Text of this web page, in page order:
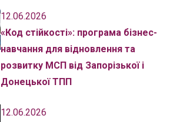
12.06.2026
«Код стійкості»: програма бізнес-
навчання для відновлення та
розвитку МСП від Запорізької і
Донецької ТПП
12.06.2026